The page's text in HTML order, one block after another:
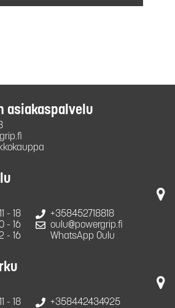
asiakaspalvelu
11 - 18
10 - 16
- 16
+358452718818
oulu@powergrip.fi
WhatsApp Oulu
11 - 18
+358442434925